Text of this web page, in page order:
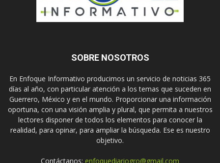
SOBRE NOSOTROS
En Enfoque Informativo producimos un servicio de noticias 365
días al año, con particular atención a los temas que suceden en
Guerrero, México y en el mundo. Proporcionar una información
oportuna, con una visión amplia y plural, que permita a nuestros
lectores disponer de todos los elementos para conocer la
realidad, para opinar, para ampliar la búsqueda. Ese es nuestro
objetivo.
Contáctanos: enfoquediariogro@gmail.com